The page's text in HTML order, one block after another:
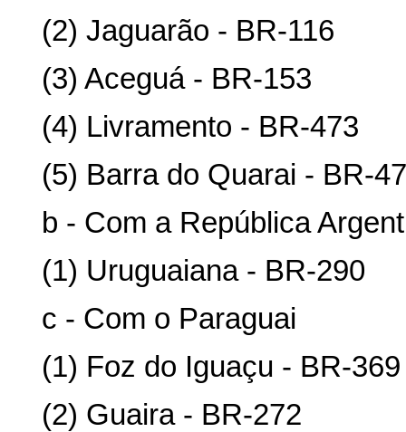
(2) Jaguarão - BR-116
(3) Aceguá - BR-153
(4) Livramento - BR-473
(5) Barra do Quarai - BR-
b - Com a República
(1) Uruguaiana - BR-290
c - Com o Paraguai
(1) Foz do Iguaçu - BR-369
(2) Guaira - BR-272